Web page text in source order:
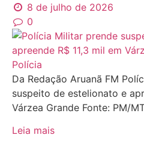
8 de julho de 2026
0
Polícia
Da Redação Aruanã FM
suspeito de estelionato e
Várzea Grande Fonte: PM/
Leia mais